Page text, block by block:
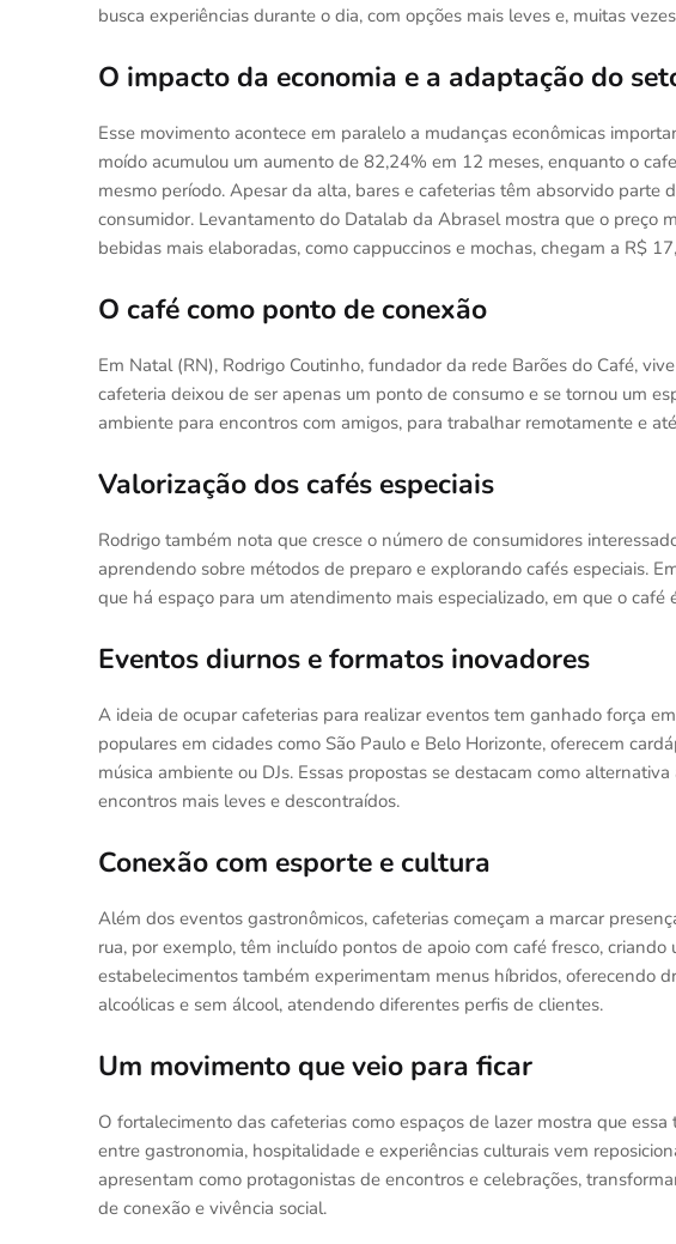
busca experiências durante o dia, com opções mais leves e, muitas
O impacto da economia e a adaptação do
Esse movimento acontece em paralelo a mudanças econômicas
moído acumulou um aumento de 82,24% em 12 meses, enquanto o
mesmo período. Apesar da alta, bares e cafeterias têm absorvido parte
consumidor. Levantamento do Datalab da Abrasel mostra que o preço
bebidas mais elaboradas, como cappuccinos e mochas, chegam a R$
O café como ponto de conexão
Em Natal (RN), Rodrigo Coutinho, fundador da rede Barões do Café,
cafeteria deixou de ser apenas um ponto de consumo e se tornou um
ambiente para encontros com amigos, para trabalhar remotamente e
Valorização dos cafés especiais
Rodrigo também nota que cresce o número de consumidores
aprendendo sobre métodos de preparo e explorando cafés especiais.
que há espaço para um atendimento mais especializado, em que o
Eventos diurnos e formatos inovadores
A ideia de ocupar cafeterias para realizar eventos tem ganhado força
populares em cidades como São Paulo e Belo Horizonte, oferecem
música ambiente ou DJs. Essas propostas se destacam como
encontros mais leves e descontraídos.
Conexão com esporte e cultura
Além dos eventos gastronômicos, cafeterias começam a marcar
rua, por exemplo, têm incluído pontos de apoio com café fresco,
estabelecimentos também experimentam menus híbridos, oferecendo
alcoólicas e sem álcool, atendendo diferentes perfis de clientes.
Um movimento que veio para ficar
O fortalecimento das cafeterias como espaços de lazer mostra que
entre gastronomia, hospitalidade e experiências culturais vem
apresentam como protagonistas de encontros e celebrações,
de conexão e vivência social.